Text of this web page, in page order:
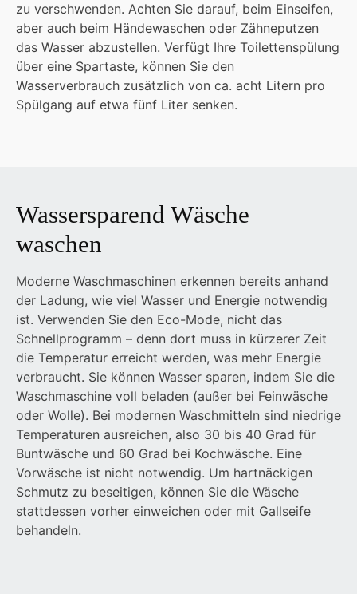
zu verschwenden. Achten Sie darauf, beim Einseifen,
aber auch beim Händewaschen oder Zähneputzen
das Wasser abzustellen. Verfügt Ihre Toilettenspülung
über eine Spartaste, können Sie den
Wasserverbrauch zusätzlich von ca. acht Litern pro
Spülgang auf etwa fünf Liter senken.
Wassersparend Wäsche
waschen
Moderne Waschmaschinen erkennen bereits anhand
der Ladung, wie viel Wasser und Energie notwendig
ist. Verwenden Sie den Eco-Mode, nicht das
Schnellprogramm – denn dort muss in kürzerer Zeit
die Temperatur erreicht werden, was mehr Energie
verbraucht. Sie können Wasser sparen, indem Sie die
Waschmaschine voll beladen (außer bei Feinwäsche
oder Wolle). Bei modernen Waschmitteln sind niedrige
Temperaturen ausreichen, also 30 bis 40 Grad für
Buntwäsche und 60 Grad bei Kochwäsche. Eine
Vorwäsche ist nicht notwendig. Um hartnäckigen
Schmutz zu beseitigen, können Sie die Wäsche
stattdessen vorher einweichen oder mit Gallseife
behandeln.